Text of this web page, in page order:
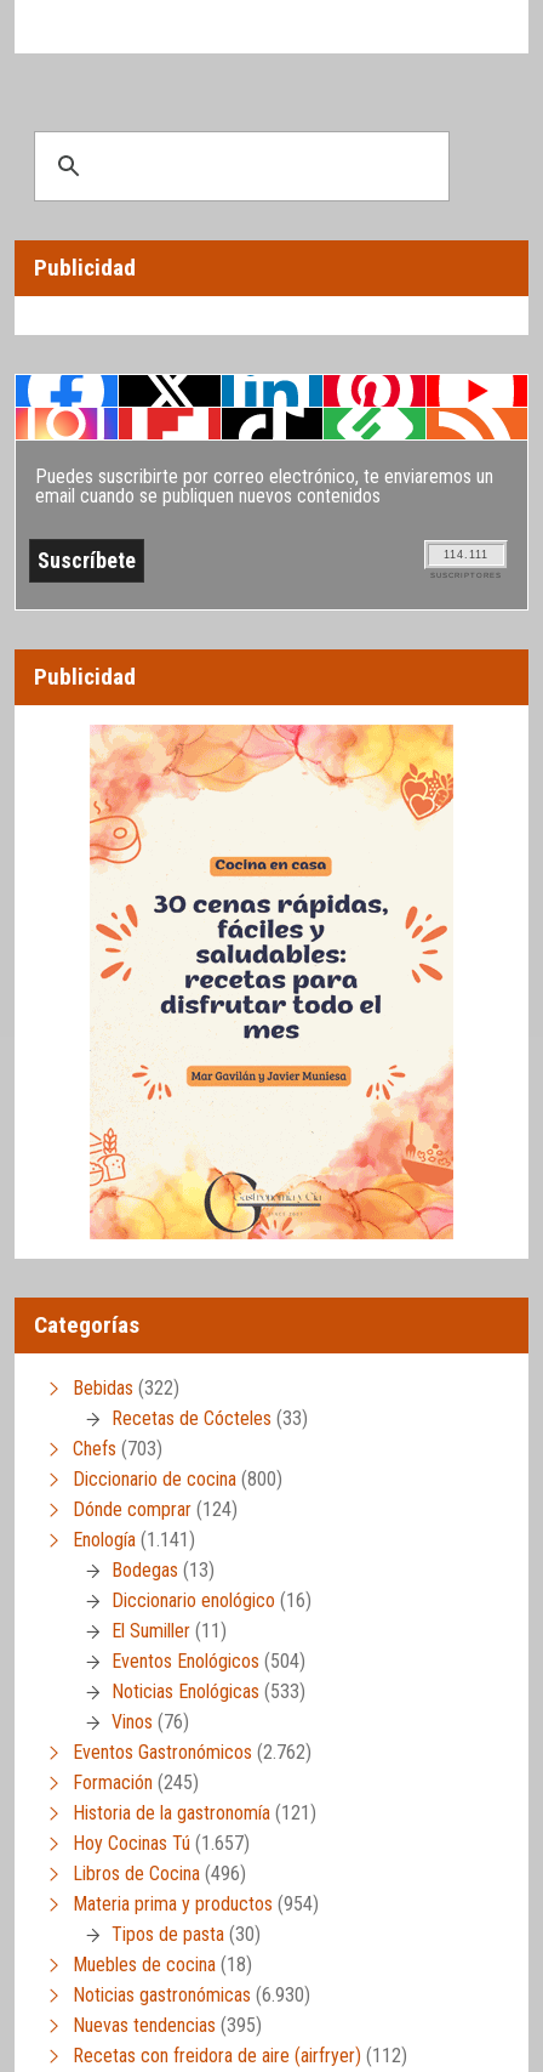
Publicidad
Puedes suscribirte por correo electrónico, te enviaremos un
email cuando se publiquen nuevos contenidos
114.111
SUSCRIPTORES
Publicidad
Categorías
Bebidas (322)
Recetas de Cócteles (33)
Chefs (703)
Diccionario de cocina (800)
Dónde comprar (124)
Enología (1.141)
Bodegas (13)
Diccionario enológico (16)
El Sumiller (11)
Eventos Enológicos (504)
Noticias Enológicas (533)
Vinos (76)
Eventos Gastronómicos (2.762)
Formación (245)
Historia de la gastronomía (121)
Hoy Cocinas Tú (1.657)
Libros de Cocina (496)
Materia prima y productos (954)
Tipos de pasta (30)
Muebles de cocina (18)
Noticias gastronómicas (6.930)
Nuevas tendencias (395)
Recetas con freidora de aire (airfryer) (112)